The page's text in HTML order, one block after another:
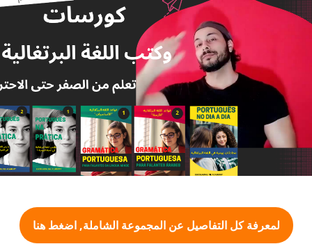
لمعرفة كل التفاصيل عن المجموعة الشاملة, اضغط هنا